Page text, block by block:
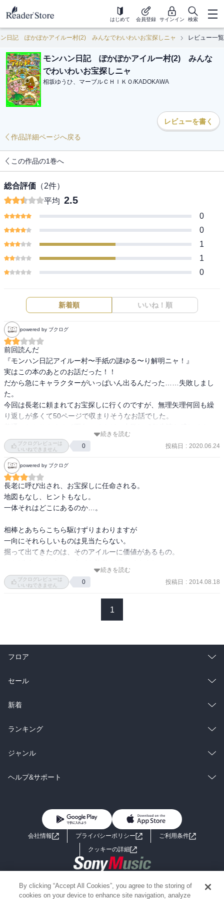
はじめて 会員登録 サインイン 検索
日記 ぽかぽかアイルー村(2) みんなでわいわいお宝探しニャ レビュー一覧
モンハン日記 ぽかぽかアイルー村(2) みんな
でわいわいお宝探しニャ
相坂ゆうひ、マーブルＣＨＩＫＯ/KADOKAWA
レビューを書く
作品詳細ページへ戻る
この作品の1巻へ
総合評価 （2件）
平均 2.5
0
0
1
1
0
新着順 いいね！順
powered by ブクログ
前回読んだ
『モンハン日記アイルー村〜手紙の謎ゆる〜り解明ニャ！』
実はこの本のあとのお話だった！！
だから急にキャラクターがいっぱいん出るんだった……失敗しまし
た。
今回は長老に頼まれてお宝探しに行くのですが、無理矢理何回も繰
り返しが多くて50ページで収まりそうなお話でした。
続きを読む
ブクログレビューは
いいねできません
0 投稿日 : 2020.06.24
powered by ブクログ
長老に呼び出され、お宝探しに任命される。
地図もなし、ヒントもなし。
一体それはどこにあるのか…。
相棒とあちらこちら駆けずりまわりますが
一向にそれらしいものは見当たらない。
掘って出てきたのは、そのアイルーに価値があるもの。
そして新しい出会い。
そこを疑うとは…案外、相棒は普通の神経持ちかも？
しかもこんなに苦労したというのに、宝物は…。
出てきたものにはびっくり。
長老、素晴らしい（笑）
続きを読む
ブクログレビューは
いいねできません
0 投稿日 : 2014.08.18
1
フロア
総合
ラノベ
雑誌・グラビア
BL・TL
セール
総合
ラノベ
雑誌・グラビア
BL・TL
新着
総合
ラノベ
雑誌・グラビア
ランキング
総合
ラノベ
ジャンル
コミック
ライトノベル 男子向けラノベ
小説
海外小説
ミステリー SF
ヘルプ&サポート
よくあるご質問 お問い合わせ
会社情報 プライバシーポリシー
ご利用条件
クッキーの詳細
Copyright 2017 - 2026 Sony Music Entertainment(Japan) Inc.
Information on the site is for the Japan domestic market only
By clicking “Accept All Cookies”, you agree to the storing of
cookies on your device to enhance site navigation, analyze